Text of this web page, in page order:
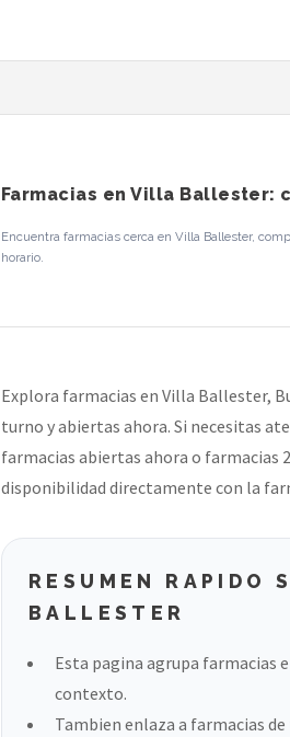
Farmacias en Villa Ballester:
Encuentra farmacias cerca en Villa Ballester,
horario.
Explora farmacias en Villa Ballester,
turno y abiertas ahora. Si necesitas
farmacias abiertas ahora o farmacias
disponibilidad directamente con la
RESUMEN RAPIDO
BALLESTER
Esta pagina agrupa farmacias
contexto.
Tambien enlaza a farmacias